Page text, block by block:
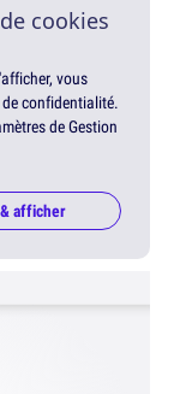
cookies
vous
confidentialité.
de Gestion
afficher